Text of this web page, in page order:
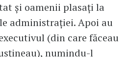
și oamenii plasați la
administrației. Apoi au
(din care făceau
numindu-l